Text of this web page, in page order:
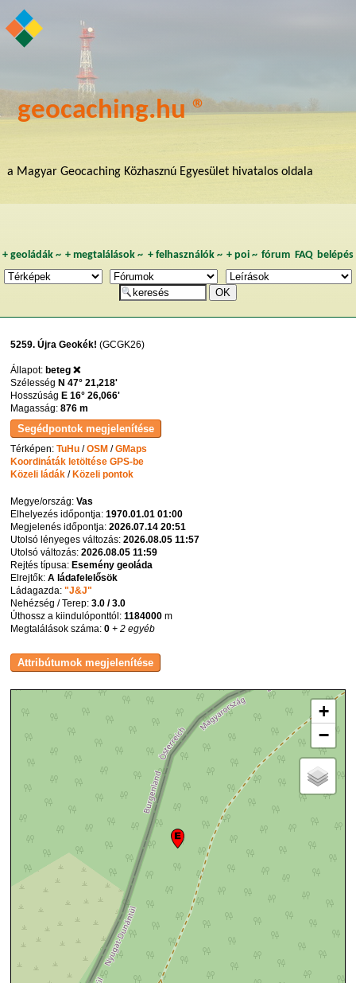
geocaching.hu ®
a Magyar Geocaching Közhasznú Egyesület hivatalos oldala
+ geoládák~ +megtalálások ~ + felhasználók~ + poi~ fórum FAQ belépés
5259. Újra Geokék! (GCGK26)
Állapot:beteg ❌
SzélességN 47° 21,218'
HosszúságE 16° 26,066'
Magasság:876 m
Térképen:TuHu /OSM /GMaps
Koordináták letöltése GPS-be
Közeli ládák /Közeli pontok
Megye/ország:Vas
Elhelyezés időpontja:1970.01.01 01:00
Megjelenés időpontja:2026.07.14 20:51
Utolsó lényeges változás:2026.08.05 11:57
Utolsó változás:2026.08.05 11:59
Rejtés típusa:Esemény geoláda
Elrejtők:A ládafelelősök
Ládagazda:"J&J"
Nehézség / Terep:3.0 / 3.0
Úthossz a kiindulóponttól:1184000 m
Megtalálások száma:0 + 2 egyéb
+
−